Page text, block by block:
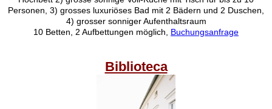
Personen, 3) grosses luxuriöses Bad mit 2 Bädern und 2 Duschen,
4) grosser sonniger Aufenthaltsraum
10 Betten, 2 Aufbettungen möglich, Buchungsanfrage
Biblioteca